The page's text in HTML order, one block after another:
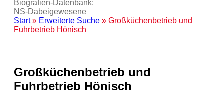
Biografien-Datenbank:
NS‑Dabeigewesene
Start» Erweiterte Suche » Großküchenbetrieb und
Fuhrbetrieb Hönisch
Großküchenbetrieb und
Fuhrbetrieb Hönisch